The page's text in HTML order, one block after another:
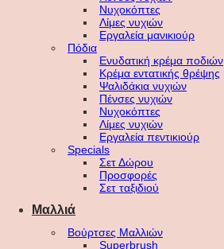
Νυχοκόπτες
Λίμες νυχιών
Εργαλεία μανικιούρ
Πόδια
Ενυδατική κρέμα ποδιών
Κρέμα εντατικής θρέψης
Ψαλιδάκια νυχιών
Πένσες νυχιών
Νυχοκόπτες
Λίμες νυχιών
Εργαλεία πεντικιούρ
Specials
Σετ Δώρου
Προσφορές
Σετ ταξιδιού
Μαλλιά
Βούρτσες Μαλλιών
Superbrush